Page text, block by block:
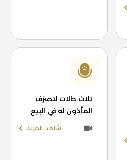
ثلاث حالات لتصرّف
المأذون له في البيع
شاهد المزيد